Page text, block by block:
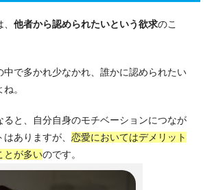
他者から認められたいという欲求のこ
中で多かれ少なかれ、誰かに認められたい
。
ると、自分自身のモチベーションにつなが
ありますが、 恋愛においてはデメリット
とが多いのです。